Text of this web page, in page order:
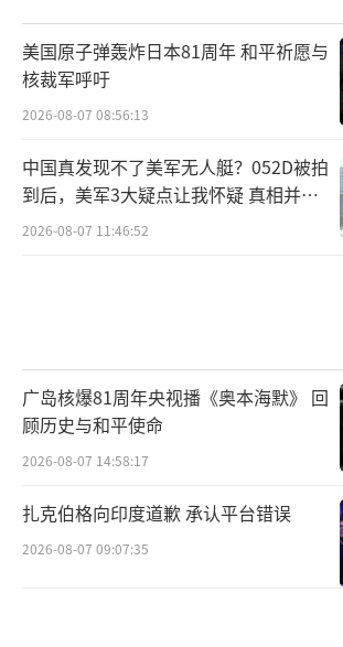
美国原子弹轰炸日本81周年 和平祈愿与
核裁军呼吁
2026-08-07 08:56:13
中国真发现不了美军无人艇？052D被拍
到后，美军3大疑点让我怀疑 真相并非
如此
2026-08-07 11:46:52
广岛核爆81周年央视播《奥本海默》 回
顾历史与和平使命
2026-08-07 14:58:17
扎克伯格向印度道歉 承认平台错误
2026-08-07 09:07:35